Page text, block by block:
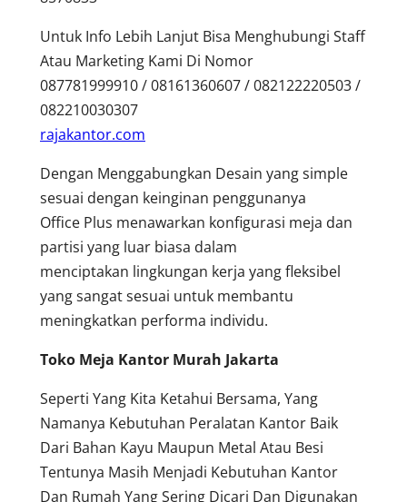
Untuk Info Lebih Lanjut Bisa Menghubungi Staff
Atau Marketing Kami Di Nomor
087781999910 / 08161360607 / 082122220503 /
082210030307
rajakantor.com
Dengan Menggabungkan Desain yang simple
sesuai dengan keinginan penggunanya
Office Plus menawarkan konfigurasi meja dan
partisi yang luar biasa dalam
menciptakan lingkungan kerja yang fleksibel
yang sangat sesuai untuk membantu
meningkatkan performa individu.
Toko Meja Kantor Murah Jakarta
Seperti Yang Kita Ketahui Bersama, Yang
Namanya Kebutuhan Peralatan Kantor Baik
Dari Bahan Kayu Maupun Metal Atau Besi
Tentunya Masih Menjadi Kebutuhan Kantor
Dan Rumah Yang Sering Dicari Dan Digunakan